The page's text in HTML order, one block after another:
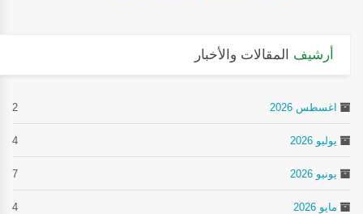
أرشيف المقالات والأخبار
اغسطس 2026 2
يوليو 2026 4
يونيو 2026 7
مايو 2026 4